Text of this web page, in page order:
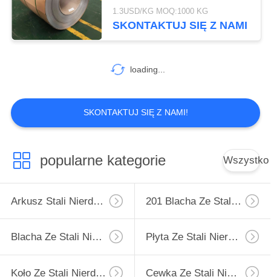
nierdzewnej
106
Sztaba ze stali
nierdzewnej
36
walcowana na zimno
1.3USD/KG MOQ:1000 KG
SKONTAKTUJ SIĘ Z NAMI
loading...
SKONTAKTUJ SIĘ Z NAMI!
popularne kategorie Wszystko
Arkusz Stali Nierdzewnej 201 Blacha Ze Stali Nierdzewnej
Blacha Ze Stali Nierdzewnej 304 Płyta Ze Stali Nierdzewnej 316
Koło Ze Stali Nierdzewnej Cewka Ze Stali Nierdzewnej